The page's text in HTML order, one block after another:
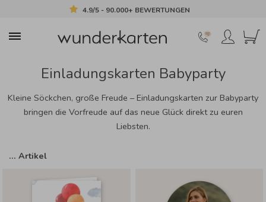
4.9/5 - 90.000+ BEWERTUNGEN
Einladungskarten Babyparty
Kleine Söckchen, große Freude – Einladungskarten zur Babyparty
bringen die Vorfreude auf das neue Glück direkt zu euren
Liebsten.
… Artikel